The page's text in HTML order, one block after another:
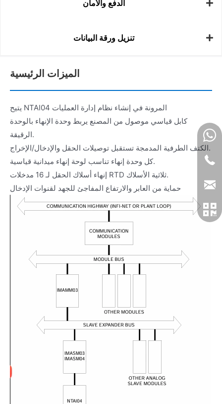
الدفع والأمان
تنزيل ورقة البيانات
الميزات الرئيسية
يتيح NTAI04 المرونة في إنشاء نظام إدارة العمليات
كابل قياسي موصول من المصنع يربط وحدة الإنهاء بالوحدة
الرقيقة.
الكتف الطرفية المدمجة تستقبل توصيلات الحقل والإدخال/الإخراج.
كل وحدة إنهاء تناسب لوحة إنهاء ميدانية قياسية.
إنهاء أسلاك الحقل لـ 16 مدخلات RTD ثلاثية الأسلاك.
حماية من العابر والارتفاع المفاجئ للجهد لقنوات الإدخال